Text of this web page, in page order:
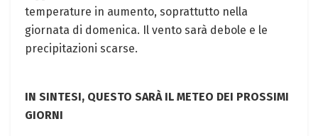
temperature in aumento, soprattutto nella
giornata di domenica. Il vento sarà debole e le
precipitazioni scarse.
IN SINTESI, QUESTO SARÀ IL METEO DEI PROSSIMI
GIORNI